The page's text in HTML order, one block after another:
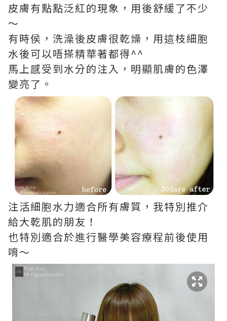
皮膚有點點泛紅的現象，用後舒緩了不少
～
有時侯，洗澡後皮膚很乾燥，用這枝細胞
水後可以唔搽精華著都得^^
馬上感受到水分的注入，明顯肌膚的色澤
變亮了。
注活細胞水力適合所有膚質，我特別推介
給大乾肌的朋友！
也特別適合於進行醫學美容療程前後使用
唷～